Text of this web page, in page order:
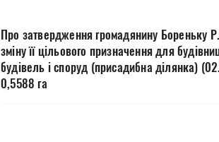
Про затвердження громадянину Бореньку
зміну її цільового призначення для
будівель і споруд (присадибна ділянка)
0,5588 га